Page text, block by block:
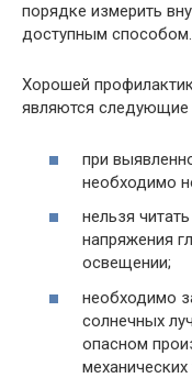
порядке измерить
доступным способом.
Хорошей
являются следующие
при
необходимо
нельзя
напряжения
освещении;
необходимо
солнечных
опасном
механических